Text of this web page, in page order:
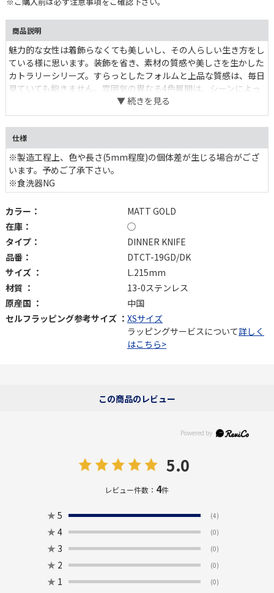
商品説明
魅力的な女性は着飾らなくても美しいし、その人らしい生き方をし
ている様に思います。装飾を省き、素材の質感や美しさを生かした
カトラリーシリーズ。すらっとしたフォルムと上品な質感は、毎日
見ていても飽きません。雰囲気の異なる4色展開は、シーンによっ
仕様
※製造工程上、色や長さ(5mm程度)の個体差が生じる場合がござ
います。予めご了承下さい。
※食洗器NG
カラー：
MATT GOLD
在庫：
◯
タイプ：
DINNER KNIFE
品番：
DTCT-19GD/DK
サイズ ：
L.215mm
材質 ：
13-0ステンレス
原産国 ：
中国
セルフラッピング参考サイズ ： XSサイズ
ラッピングサービスについて詳しく
はこちら>
この商品のレビュー
5.0
レビュー件数： 4件
★ 5 (4)
★ 4 (0)
★ 3 (0)
★ 2 (0)
★ 1 (0)